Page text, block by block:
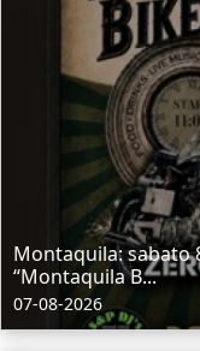
Montaquila: sabato
“Montaquila B...
07-08-2026